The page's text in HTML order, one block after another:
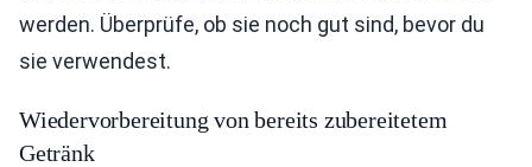
werden. Überprüfe, ob sie noch gut sind, bevor du
sie verwendest.
Wiedervorbereitung von bereits zubereitetem
Getränk